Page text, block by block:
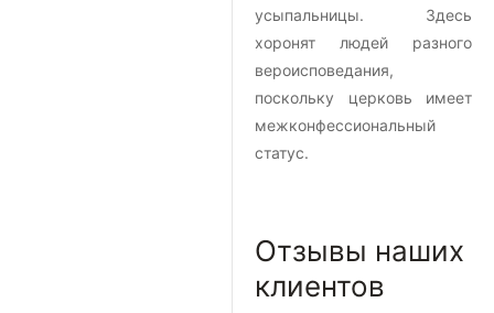
усыпальницы. Здесь
хоронят людей разного
вероисповедания,
поскольку церковь имеет
межконфессиональный
статус.
Отзывы наших
клиентов